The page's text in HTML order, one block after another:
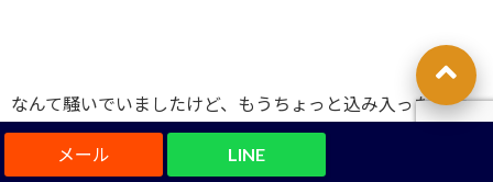
LINE
なんて騒いでいましたけど、もうちょっと込み入ったお話
をば。